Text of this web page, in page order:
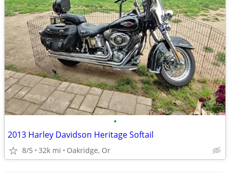
•
2013 Harley Davidson Heritage Softail
8/5 32k mi Oakridge, Or